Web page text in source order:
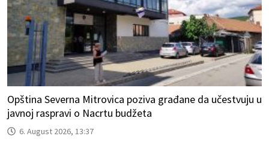
Opština Severna Mitrovica poziva građane da učestvuju u
javnoj raspravi o Nacrtu budžeta
6. August 2026, 13:37